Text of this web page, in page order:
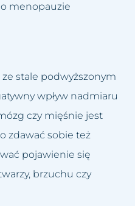
menopauzie
ze stale podwyższonym
wpływ nadmiaru
czy mięśnie jest
zdawać sobie też
pojawienie się
brzuchu czy